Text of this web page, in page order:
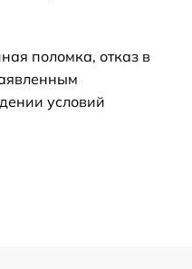
поломка, отказ в
условий